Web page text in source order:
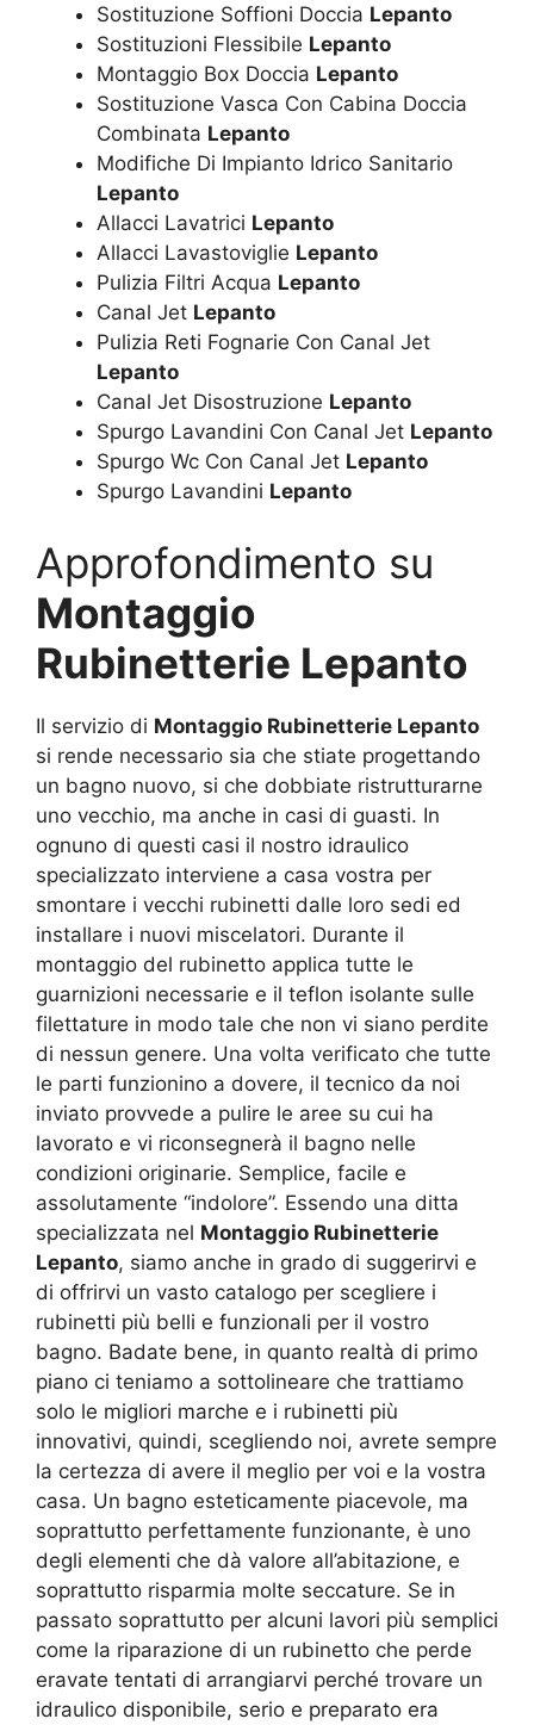
Sostituzione Soffioni Doccia Lepanto
Sostituzioni Flessibile Lepanto
Montaggio Box Doccia Lepanto
Sostituzione Vasca Con Cabina Doccia
Combinata Lepanto
Modifiche Di Impianto Idrico Sanitario
Lepanto
Allacci Lavatrici Lepanto
Allacci Lavastoviglie Lepanto
Pulizia Filtri Acqua Lepanto
Canal Jet Lepanto
Pulizia Reti Fognarie Con Canal Jet
Lepanto
Canal Jet Disostruzione Lepanto
Spurgo Lavandini Con Canal Jet Lepanto
Spurgo Wc Con Canal Jet Lepanto
Spurgo Lavandini Lepanto
Approfondimento su
Montaggio
Rubinetterie Lepanto
Il servizio di Montaggio Rubinetterie Lepanto
si rende necessario sia che stiate progettando
un bagno nuovo, si che dobbiate ristrutturarne
uno vecchio, ma anche in casi di guasti. In
ognuno di questi casi il nostro idraulico
specializzato interviene a casa vostra per
smontare i vecchi rubinetti dalle loro sedi ed
installare i nuovi miscelatori. Durante il
montaggio del rubinetto applica tutte le
guarnizioni necessarie e il teflon isolante sulle
filettature in modo tale che non vi siano perdite
di nessun genere. Una volta verificato che tutte
le parti funzionino a dovere, il tecnico da noi
inviato provvede a pulire le aree su cui ha
lavorato e vi riconsegnerà il bagno nelle
condizioni originarie. Semplice, facile e
assolutamente “indolore”. Essendo una ditta
specializzata nel Montaggio Rubinetterie
Lepanto, siamo anche in grado di suggerirvi e
di offrirvi un vasto catalogo per scegliere i
rubinetti più belli e funzionali per il vostro
bagno. Badate bene, in quanto realtà di primo
piano ci teniamo a sottolineare che trattiamo
solo le migliori marche e i rubinetti più
innovativi, quindi, scegliendo noi, avrete sempre
la certezza di avere il meglio per voi e la vostra
casa. Un bagno esteticamente piacevole, ma
soprattutto perfettamente funzionante, è uno
degli elementi che dà valore all’abitazione, e
soprattutto risparmia molte seccature. Se in
passato soprattutto per alcuni lavori più semplici
come la riparazione di un rubinetto che perde
eravate tentati di arrangiarvi perché trovare un
idraulico disponibile, serio e preparato era